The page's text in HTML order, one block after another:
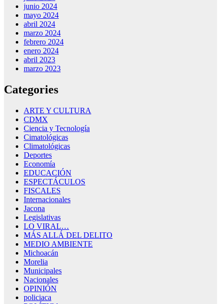
junio 2024
mayo 2024
abril 2024
marzo 2024
febrero 2024
enero 2024
abril 2023
marzo 2023
Categories
ARTE Y CULTURA
CDMX
Ciencia y Tecnología
Cimatológicas
Climatológicas
Deportes
Economía
EDUCACIÓN
ESPECTÁCULOS
FISCALES
Internacionales
Jacona
Legislativas
LO VIRAL…
MÁS ALLÁ DEL DELITO
MEDIO AMBIENTE
Michoacán
Morelia
Municipales
Nacionales
OPINIÓN
policiaca